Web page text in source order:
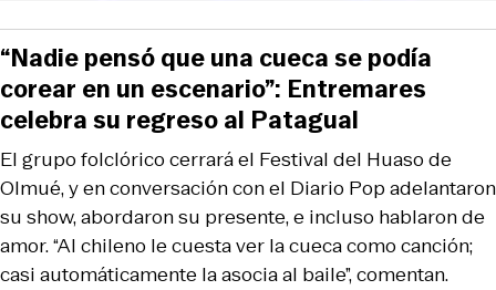
El grupo folclórico cerrará el Festival del Huaso de
Olmué, y en conversación con el Diario Pop adelantaron
su show, abordaron su presente, e incluso hablaron de
amor. “Al chileno le cuesta ver la cueca como canción;
casi automáticamente la asocia al baile”, comentan.
“Nadie pensó que una cueca se podía
corear en un escenario”: Entremares
celebra su regreso al Patagual